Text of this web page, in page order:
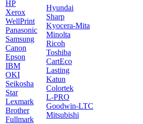
HP
Xerox
WellPrint
Panasonic
Samsung
Canon
Epson
IBM
OKI
Seikosha
Star
Lexmark
Brother
Fullmark
Hyundai
Sharp
Kyocera-Mita
Minolta
Ricoh
Toshiba
CartEco
Lasting
Katun
Colortek
L-PRO
Goodwin-LTC
Mitsubishi